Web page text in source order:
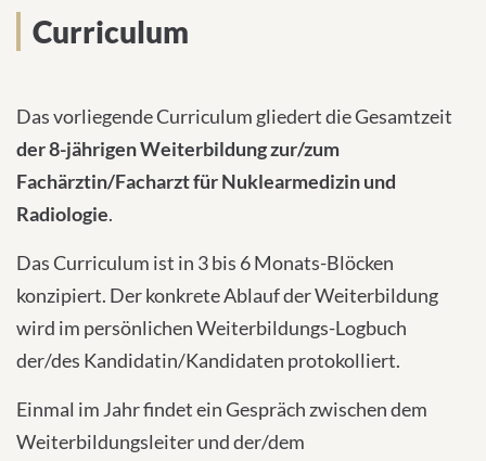
Curriculum
Das vorliegende Curriculum gliedert die Gesamtzeit
der 8-jährigen Weiterbildung zur/zum
Fachärztin/Facharzt für Nuklearmedizin und
Radiologie.
Das Curriculum ist in 3 bis 6 Monats-Blöcken
konzipiert. Der konkrete Ablauf der Weiterbildung
wird im persönlichen Weiterbildungs-Logbuch
der/des Kandidatin/Kandidaten protokolliert.
Einmal im Jahr findet ein Gespräch zwischen dem
Weiterbildungsleiter und der/dem